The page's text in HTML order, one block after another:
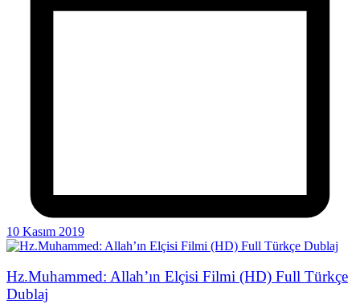
10 Kasım 2019
Hz.Muhammed: Allah’ın Elçisi Filmi (HD) Full Türkçe
Dublaj